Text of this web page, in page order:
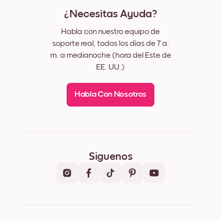
¿Necesitas Ayuda?
Habla con nuestro equipo de
soporte real, todos los días de 7 a.
m. a medianoche (hora del Este de
EE. UU.)
Habla Con Nosotros
Síguenos